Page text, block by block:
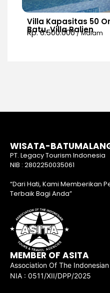
Villa Kapasitas 50
Batu, Villa Ralien
Rp. 6.500.000/ Malam
WISATA-
PT. Legacy Tourism Indonesia
NIB : 2802250035061
“Dari Hati, Kami Memberikan
Terbaik Bagi Anda”
MEMBER OF ASITA
Association Of The
NIA : 0511/XII/DPP/2025